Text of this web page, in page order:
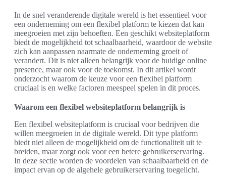
In de snel veranderende digitale wereld is het essentieel voor
een onderneming om een flexibel platform te kiezen dat kan
meegroeien met zijn behoeften. Een geschikt websiteplatform
biedt de mogelijkheid tot schaalbaarheid, waardoor de website
zich kan aanpassen naarmate de onderneming groeit of
verandert. Dit is niet alleen belangrijk voor de huidige online
presence, maar ook voor de toekomst. In dit artikel wordt
onderzocht waarom de keuze voor een flexibel platform
cruciaal is en welke factoren meespeel spelen in dit proces.
Waarom een flexibel websiteplatform belangrijk is
Een flexibel websiteplatform is cruciaal voor bedrijven die
willen meegroeien in de digitale wereld. Dit type platform
biedt niet alleen de mogelijkheid om de functionaliteit uit te
breiden, maar zorgt ook voor een betere gebruikerservaring.
In deze sectie worden de voordelen van schaalbaarheid en de
impact ervan op de algehele gebruikerservaring toegelicht.